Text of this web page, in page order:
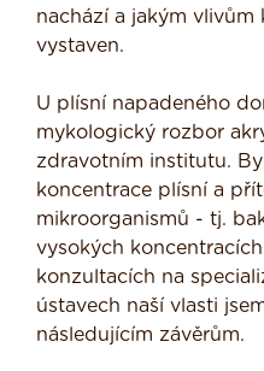
nachází a jakým vlivům
vystaven.
U plísní napadeného
mykologický rozbor
zdravotním institutu.
koncentrace plísní a
mikroorganismů - tj.
vysokých
konzultacích na
ústavech naší vlasti
následujícím závěrům.